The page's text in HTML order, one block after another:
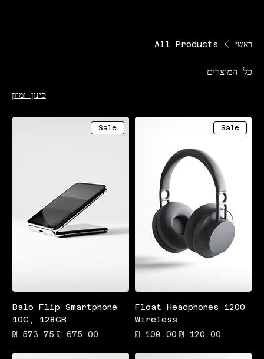
ראשי All Products
כל המוצרים
סינון ומיון
Sale
Float Headphones 1200
Wireless
מחיר רגיל
מחיר מבצע
Sale
Balo Flip Smartphone
10G, 128GB
מחיר רגיל
מחיר מבצע